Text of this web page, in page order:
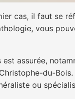
cas, il faut se
vous
assurée,
du-
ou